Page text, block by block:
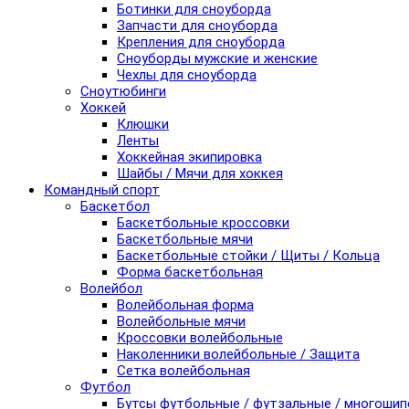
Ботинки для сноуборда
Запчасти для сноуборда
Крепления для сноуборда
Сноуборды мужские и женские
Чехлы для сноуборда
Сноутюбинги
Хоккей
Клюшки
Ленты
Хоккейная экипировка
Шайбы / Мячи для хоккея
Командный спорт
Баскетбол
Баскетбольные кроссовки
Баскетбольные мячи
Баскетбольные стойки / Щиты / Кольца
Форма баскетбольная
Волейбол
Волейбольная форма
Волейбольные мячи
Кроссовки волейбольные
Наколенники волейбольные / Защита
Сетка волейбольная
Футбол
Бутсы футбольные / футзальные /